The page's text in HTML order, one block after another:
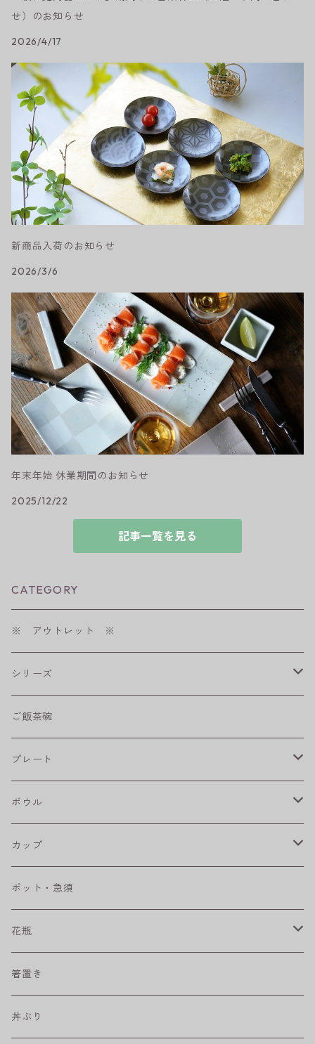
せ）のお知らせ
2026/4/17
新商品入荷のお知らせ
2026/3/6
年末年始 休業期間のお知らせ
2025/12/22
記事一覧を見る
CATEGORY
※ アウトレット ※
シリーズ
shabby chic style
フラワーパレード
八角シリーズ
RONDE
ベベルボウル
プリーツ
藍駒
ワビカップ
ご飯茶碗
プレート
楕円皿
丸皿
長皿
角皿
取皿
盛皿
カレー＆パスタ皿
ボウル
大鉢
中鉢
小鉢
カップ
カップ
マグカップ
フリーカップ
そば猪口
ポット・急須
花瓶
水差し
箸置き
丼ぶり